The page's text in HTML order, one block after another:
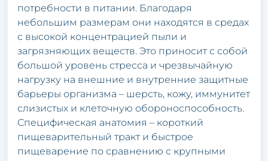
потребности в питании. Благодаря
небольшим размерам они находятся в средах
с высокой концентрацией пыли и
загрязняющих веществ. Это приносит с собой
большой уровень стресса и чрезвычайную
нагрузку на внешние и внутренние защитные
барьеры организма – шерсть, кожу, иммунитет
слизистых и клеточную обороноспособность.
Специфическая анатомия – короткий
пищеварительный тракт и быстрое
пищеварение по сравнению с крупными